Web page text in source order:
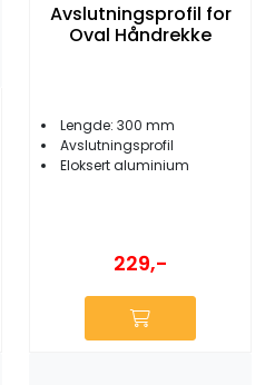
Avslutningsprofil for
Oval Håndrekke
Lengde: 300 mm
Avslutningsprofil
Eloksert aluminium
229,-